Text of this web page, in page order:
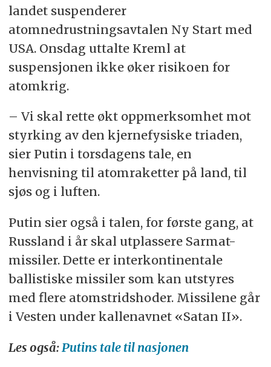
landet suspenderer
atomnedrustningsavtalen Ny Start med
USA. Onsdag uttalte Kreml at
suspensjonen ikke øker risikoen for
atomkrig.
– Vi skal rette økt oppmerksomhet mot
styrking av den kjernefysiske triaden,
sier Putin i torsdagens tale, en
henvisning til atomraketter på land, til
sjøs og i luften.
Putin sier også i talen, for første gang, at
Russland i år skal utplassere Sarmat-
missiler. Dette er interkontinentale
ballistiske missiler som kan utstyres
med flere atomstridshoder. Missilene går
i Vesten under kallenavnet «Satan II».
Les også:Putins tale til nasjonen